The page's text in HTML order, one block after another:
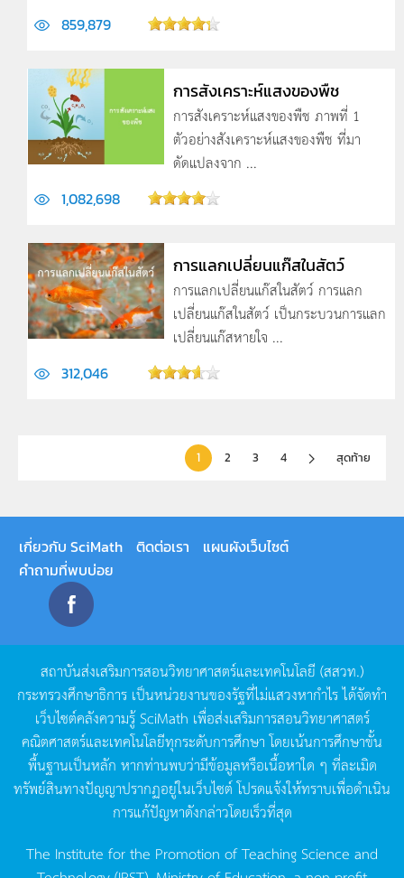
859,879
การสังเคราะห์แสงของพืช
การสังเคราะห์แสงของพืช ภาพที่ 1
ตัวอย่างสังเคราะห์แสงของพืช ที่มา
ดัดแปลงจาก ...
1,082,698
การแลกเปลี่ยนแก๊สในสัตว์
การแลกเปลี่ยนแก๊สในสัตว์ การแลก
เปลี่ยนแก๊สในสัตว์ เป็นกระบวนการแลก
เปลี่ยนแก๊สหายใจ ...
312,046
1 2 3 4 สุดท้าย
เกี่ยวกับ SciMath ติดต่อเรา
แผนผังเว็บไซต์
คำถามที่พบบ่อย
สถาบันส่งเสริมการสอนวิทยาศาสตร์และเทคโนโลยี (สสวท.)
กระทรวงศึกษาธิการ เป็นหน่วยงานของรัฐที่ไม่แสวงหากำไรได้จัดทำ
เว็บไซต์คลังความรู้SciMath เพื่อส่งเสริมการสอนวิทยาศาสตร์
คณิตศาสตร์และเทคโนโลยีทุกระดับการศึกษา โดยเน้นการศึกษาขั้น
พื้นฐานเป็นหลัก หากท่านพบว่ามีข้อมูลหรือเนื้อหาใด ๆ ที่ละเมิด
ทรัพย์สินทางปัญญาปรากฏอยู่ในเว็บไซต์โปรดแจ้งให้ทราบเพื่อดำเนิน
การแก้ปัญหาดังกล่าวโดยเร็วที่สุด
The Institute for the Promotion of Teaching Science and